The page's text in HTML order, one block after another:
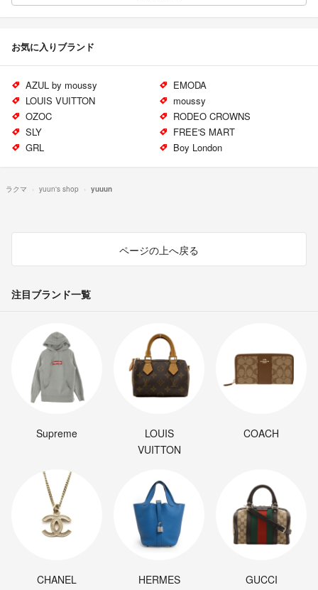
お気に入りブランド
AZUL by moussy
EMODA
LOUIS VUITTON
moussy
OZOC
RODEO CROWNS
SLY
FREE'S MART
GRL
Boy London
ラクマ yuun's shop yuuun
ページの上へ戻る
注目ブランド一覧
Supreme
LOUIS
VUITTON
COACH
CHANEL HERMES GUCCI